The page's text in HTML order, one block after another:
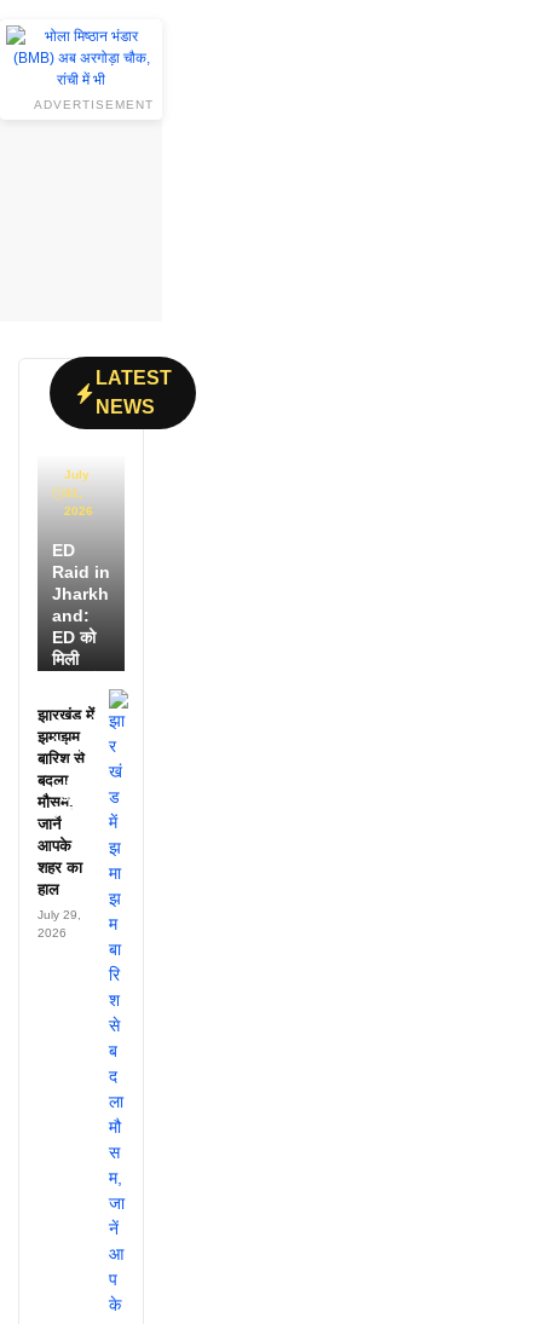
ADVERTISEMENT
LATEST
NEWS
July
31,
2026
ED
Raid in
Jharkh
and:
ED को
मिली
25
अफसरों
के नाम,
हर महीने
पहुंचते थे
लाखों!
झारखंड में
झमाझम
बारिश से
बदला
मौसम,
जानें
आपके
शहर का
हाल
July 29,
2026